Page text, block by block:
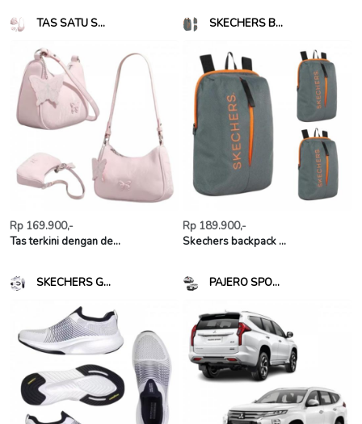
TAS SATU S...
Rp 169.900,-
Tas terkini dengan de...
SKECHERS B...
Rp 189.900,-
Skechers backpack ...
SKECHERS G... PAJERO SPO...